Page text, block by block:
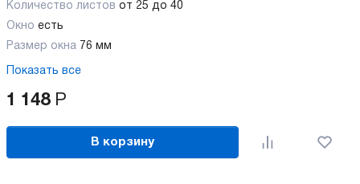
Количество листов от 25 до 40
Окно есть
Размер окна 76 мм
Показать все
1 148 Р
В корзину